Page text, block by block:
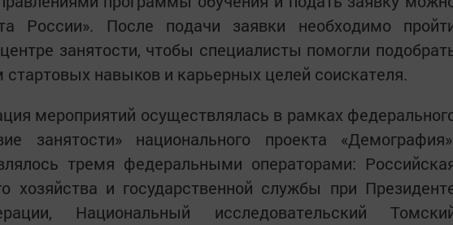
России». После подачи заявки необходимо
занятости, чтобы специалисты помогли
стартовых навыков и карьерных целей соискателя.
мероприятий осуществлялась в рамках
занятости» национального проекта
тремя федеральными операторами:
хозяйства и государственной службы при
Национальный исследовательский